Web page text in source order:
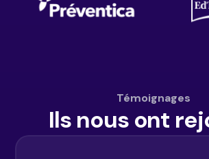
Témoignages
Ils nous ont